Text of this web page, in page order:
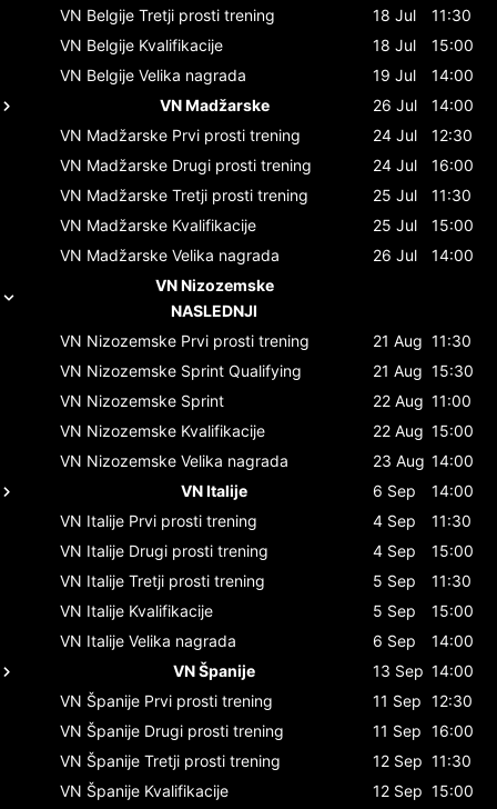
VN Belgije Tretji prosti trening 18 Jul
11:30
VN Belgije Kvalifikacije 18 Jul
15:00
VN Belgije Velika nagrada 19 Jul
14:00
VN Madžarske
26 Jul
14:00
VN Madžarske Prvi prosti trening 24 Jul
12:30
VN Madžarske Drugi prosti trening 24 Jul
16:00
VN Madžarske Tretji prosti trening 25 Jul
11:30
VN Madžarske Kvalifikacije 25 Jul
15:00
VN Madžarske Velika nagrada 26 Jul
14:00
VN Nizozemske
NASLEDNJI
VN Nizozemske Prvi prosti trening 21 Aug 11:30
VN Nizozemske Sprint Qualifying 21 Aug 15:30
VN Nizozemske Sprint 22 Aug 11:00
VN Nizozemske Kvalifikacije 22 Aug 15:00
VN Nizozemske Velika nagrada 23 Aug 14:00
VN Italije
6 Sep
14:00
VN Italije Prvi prosti trening 4 Sep
11:30
VN Italije Drugi prosti trening 4 Sep
15:00
VN Italije Tretji prosti trening 5 Sep
11:30
VN Italije Kvalifikacije 5 Sep
15:00
VN Italije Velika nagrada 6 Sep
14:00
VN Španije
13 Sep 14:00
VN Španije Prvi prosti trening 11 Sep 12:30
VN Španije Drugi prosti trening 11 Sep 16:00
VN Španije Tretji prosti trening 12 Sep 11:30
VN Španije Kvalifikacije 12 Sep 15:00